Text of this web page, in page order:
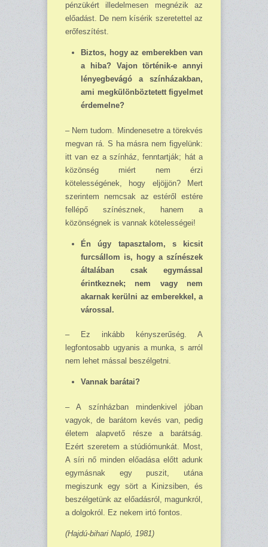
pénzükért illedelmesen megnézik az
előadást. De nem kísérik szeretettel az
erőfeszítést.
Biztos, hogy az emberekben van
a hiba? Vajon történik-e annyi
lényegbevágó a szín­házakban,
ami megkülönböztetett figyelmet
érdemelne?
– Nem tudom. Mindenesetre a törekvés
megvan rá. S ha másra nem figyelünk:
itt van ez a színház, fenntartják; hát a
közönség miért nem érzi
kötelességének, hogy eljöjjön? Mert
sze­rintem nemcsak az estéről estére
fellépő színésznek, hanem a
közönségnek is vannak köte­les­ségei!
Én úgy tapasztalom, s kicsit
furcsállom is, hogy a színészek
általában csak egymással
érintkeznek; nem vagy nem
akarnak kerülni az emberekkel, a
várossal.
– Ez inkább kényszerűség. A
legfontosabb ugyanis a munka, s arról
nem lehet mással be­szélgetni.
Vannak barátai?
– A színházban mindenkivel jóban
vagyok, de barátom kevés van, pedig
életem alapvető része a barátság.
Ezért szeretem a stúdiómunkát. Most,
A síri nő minden előadása előtt adunk
egymásnak egy puszit, utána
megiszunk egy sört a Kinizsiben, és
beszélgetünk az előadásról, magunkról,
a dolgokról. Ez nekem irtó fontos.
(Hajdú-bihari Napló, 1981)